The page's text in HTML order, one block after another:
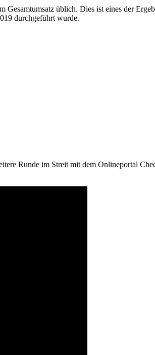
üblich. Dies ist eines der
durchgeführt wurde.
Runde im Streit mit dem Onlineportal